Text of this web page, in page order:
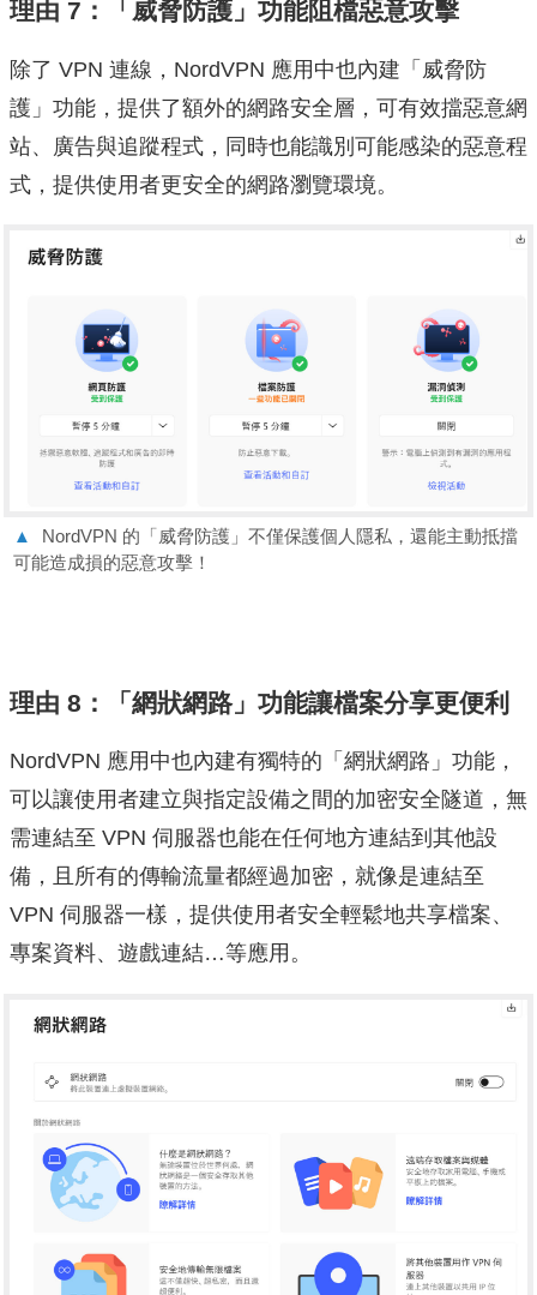
理由 7：「威脅防護」功能阻檔惡意攻擊
除了 VPN 連線，NordVPN 應用中也內建「威脅防
護」功能，提供了額外的網路安全層，可有效擋惡意網
站、廣告與追蹤程式，同時也能識別可能感染的惡意程
式，提供使用者更安全的網路瀏覽環境。
▲
NordVPN 的「威脅防護」不僅保護個人隱私，還能主動抵擋
可能造成損的惡意攻擊！
理由 8：「網狀網路」功能讓檔案分享更便利
NordVPN 應用中也內建有獨特的「網狀網路」功能，
可以讓使用者建立與指定設備之間的加密安全隧道，無
需連結至 VPN 伺服器也能在任何地方連結到其他設
備，且所有的傳輸流量都經過加密，就像是連結至
VPN 伺服器一樣，提供使用者安全輕鬆地共享檔案、
專案資料、遊戲連結…等應用。